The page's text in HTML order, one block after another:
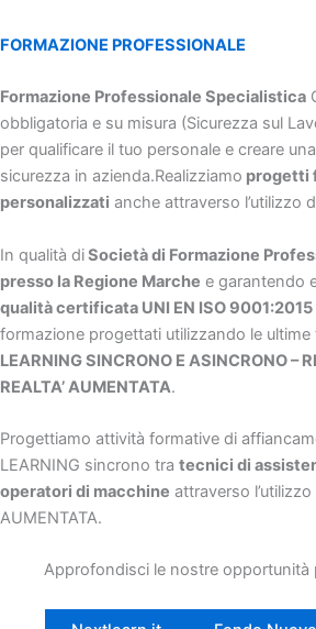
FORMAZIONE PROFESSIONALE
Formazione Professionale Specialistica
obbligatoria e su misura (Sicurezza sul
per qualificare il tuo personale e creare
sicurezza in azienda.Realizziamo progetti
personalizzati anche attraverso l’utilizzo
In qualità diSocietà di Formazione
presso la Regione Marche e garantendo
qualità certificata UNI EN ISO 9001:2015
formazione progettati utilizzando le ultime
LEARNING SINCRONO E ASINCRONO –
REALTA’ AUMENTATA.
Progettiamo attività formative di
LEARNING sincrono tra tecnici di
operatori di macchine attraverso l’utilizzo
AUMENTATA.
Approfondisci le nostre opportunità